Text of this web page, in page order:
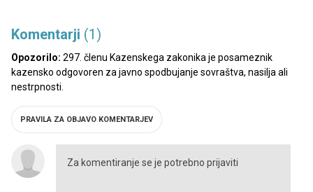
Komentarji (1)
Opozorilo: 297. členu Kazenskega zakonika je posameznik
kazensko odgovoren za javno spodbujanje sovraštva, nasilja ali
nestrpnosti.
PRAVILA ZA OBJAVO KOMENTARJEV